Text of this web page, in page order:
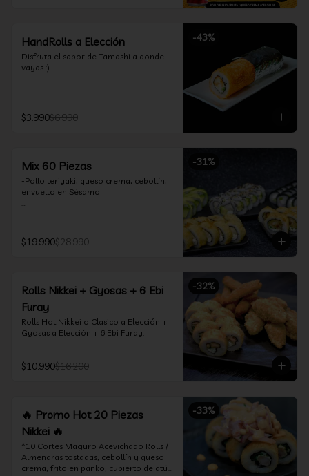
-43%
HandRolls a Elección
Disfruta el sabor de Tamashi a donde
vayas :).
$3.990$6.990
-31%
Mix 60 Piezas
-Pollo teriyaki, queso crema, cebollín,
envuelto en Sésamo
-Camarón furay, queso crema,
frito en tempura.
-Kanikama, queso crema, envuelto en
nori (hosomaki)
$19.990$28.990
-32%
Rolls Nikkei + Gyosas + 6 Ebi
Furay
Rolls Hot Nikkei o Clasico a Elección +
Gyosas a Elección + 6 Ebi Furay.
$10.990$16.200
-33%
🔥 Promo Hot 20 Piezas
Nikkei 🔥
*10 Cortes Maguro Acevichado Rolls /
Almendras tostadas, cebollín y queso
crema, frito en panko, cubierto de atún